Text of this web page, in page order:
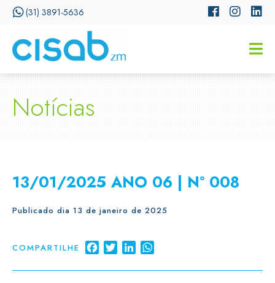
(31) 3891-5636
Notícias
13/01/2025 ANO 06 | N° 008
Publicado dia 13 de janeiro de 2025
COMPARTILHE FacebookTwitterLinkedIn
CISSA